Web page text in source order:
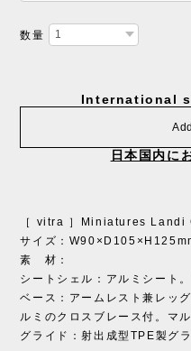
数量
International
日本国内に
［ vitra ］Miniatures Landi
サイズ：
素 材：
シートシェル：アルミシート
ベース：アームレスト兼レッ
ルミのクロスブレース付。マ
グライド：射出成型TPE製グ